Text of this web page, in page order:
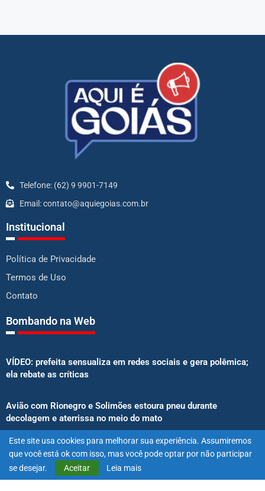
Telefone: (62) 9 9901-7149
Email: contato@aquiegoias.com.br
Institucional
Política de Privacidade
Termos de Uso
Contato
Bombando na Web
VÍDEO: prefeita sensualiza em redes sociais e gera polêmica;
ela rebate as críticas
Avião com Rionegro e Solimões estoura pneu durante
decolagem e aterrissa no meio do mato
Senado aprova proibição de atletas e influenciadores em
anúncios de bets
Este site usa cookies para melhorar sua experiência. Assumiremos
que você está ok com isso, mas você pode optar por não participar
se desejar.
Aceitar Leia mais